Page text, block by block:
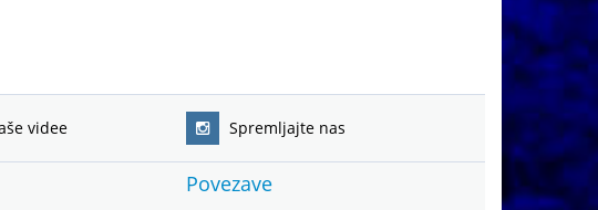
videe Spremljajte nas
Povezave